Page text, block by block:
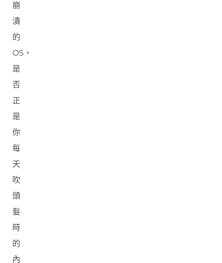
崩
潰
的
OS，
是
否
正
是
你
每
天
吹
頭
髮
時
的
內